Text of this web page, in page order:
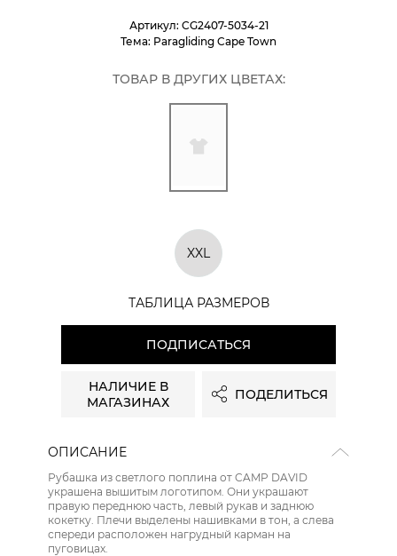
Артикул: CG2407-5034-21
Тема: Paragliding Cape Town
ТОВАР В ДРУГИХ ЦВЕТАХ:
XXL
ТАБЛИЦА РАЗМЕРОВ
ПОДПИСАТЬСЯ
НАЛИЧИЕ В
МАГАЗИНАХ
ПОДЕЛИТЬСЯ
ОПИСАНИЕ
Рубашка из светлого поплина от CAMP DAVID
украшена вышитым логотипом. Они украшают
правую переднюю часть, левый рукав и заднюю
кокетку. Плечи выделены нашивками в тон, а слева
спереди расположен нагрудный карман на
пуговицах.